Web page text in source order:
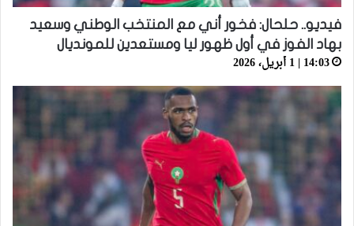
فيديو.. حلحال: فخور أني مع المنتخب الوطني وسعيد
بهاد الفوز في أول ظهور ليا ومستعدين للمونديال
14:03 | 1 أبريل، 2026